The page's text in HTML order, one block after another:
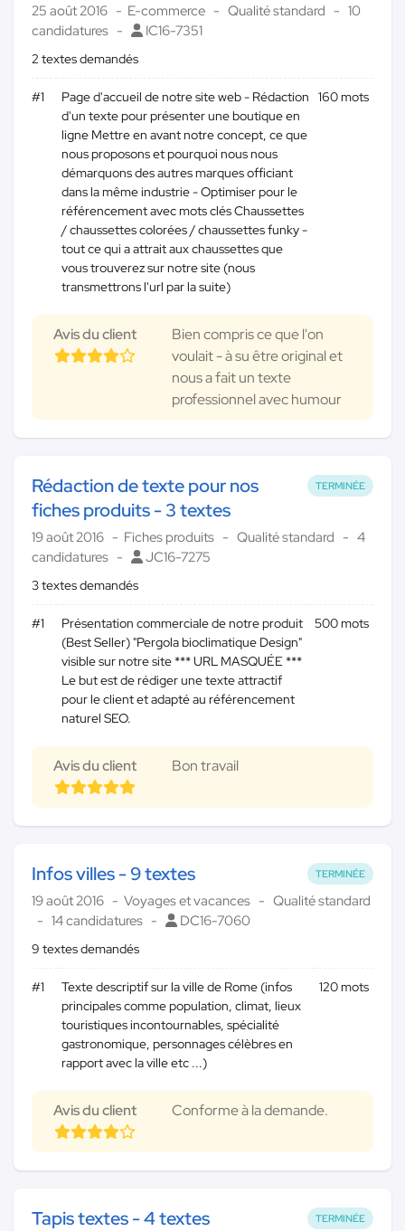
25 août 2016 E-commerce Qualité standard
10
candidatures
IC16-7351
2 textes demandés
#1
Page d'accueil de notre site web - Rédaction
d'un texte pour présenter une boutique en
ligne Mettre en avant notre concept, ce que
nous proposons et pourquoi nous nous
démarquons des autres marques officiant
dans la même industrie - Optimiser pour le
référencement avec mots clés Chaussettes
/ chaussettes colorées / chaussettes funky -
tout ce qui a attrait aux chaussettes que
vous trouverez sur notre site (nous
transmettrons l'url par la suite)
160 mots
Avis du client
Bien compris ce que l'on
voulait - à su être original et
nous a fait un texte
professionnel avec humour
TERMINÉE
Rédaction de texte pour nos
fiches produits - 3 textes
19 août 2016 Fiches produits Qualité standard
4
candidatures
JC16-7275
3 textes demandés
#1
Présentation commerciale de notre produit
(Best Seller) "Pergola bioclimatique Design"
visible sur notre site *** URL MASQUÉE ***
Le but est de rédiger une texte attractif
pour le client et adapté au référencement
naturel SEO.
500 mots
Avis du client Bon travail
TERMINÉE
Infos villes - 9 textes
19 août 2016 Voyages et vacances
Qualité standard
14 candidatures
DC16-7060
9 textes demandés
#1
Texte descriptif sur la ville de Rome (infos
principales comme population, climat, lieux
touristiques incontournables, spécialité
gastronomique, personnages célèbres en
rapport avec la ville etc ...)
120 mots
Avis du client Conforme à la demande.
TERMINÉE
Tapis textes - 4 textes